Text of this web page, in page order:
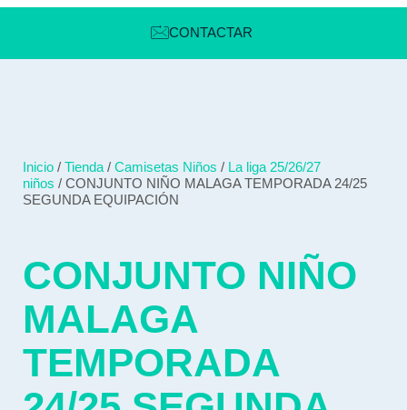
CONTACTAR
Inicio / Tienda / Camisetas Niños / La liga 25/26/27
niños / CONJUNTO NIÑO MALAGA TEMPORADA 24/25
SEGUNDA EQUIPACIÓN
CONJUNTO NIÑO
MALAGA
TEMPORADA